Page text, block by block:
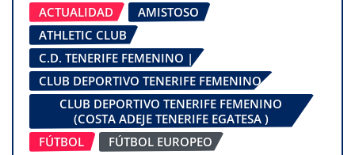
ACTUALIDAD
AMISTOSO
ATHLETIC CLUB
C.D. TENERIFE FEMENINO |
CLUB DEPORTIVO TENERIFE FEMENINO
CLUB DEPORTIVO TENERIFE FEMENINO
(COSTA ADEJE TENERIFE EGATESA )
FÚTBOL
FÚTBOL EUROPEO